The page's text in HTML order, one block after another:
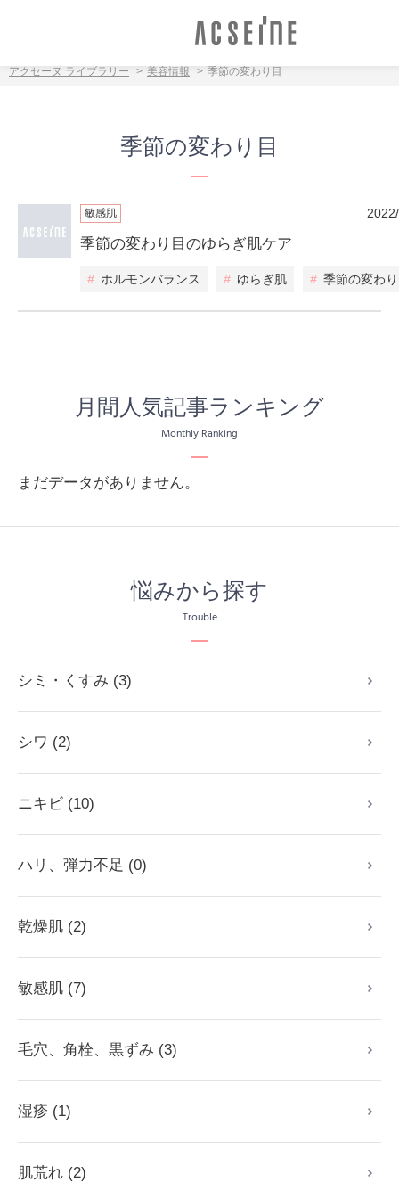
アクセーヌ ライブラリー 美容情報 季節の変わり目
季節の変わり目
敏感肌
季節の変わり目のゆらぎ肌ケア
# ホルモンバランス # ゆらぎ肌 # 季節の変わ
月間人気記事ランキング
Monthly Ranking
まだデータがありません。
悩みから探す
Trouble
シミ・くすみ (3)
シワ (2)
ニキビ (10)
ハリ、弾力不足 (0)
乾燥肌 (2)
敏感肌 (7)
毛穴、角栓、黒ずみ (3)
湿疹 (1)
肌荒れ (2)